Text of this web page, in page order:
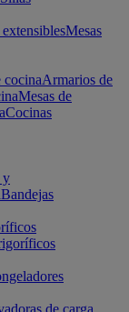
Mesas
cocinaArmarios de
Mesas de
Cocinas
y
Bandejas
de carga